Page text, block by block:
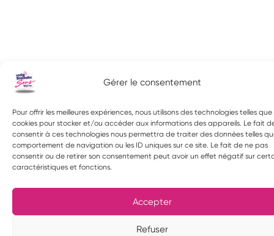
Gérer le consentement
Pour offrir les meilleures expériences, nous utilisons des technologies telles que
cookies pour stocker et/ou accéder aux informations des appareils. Le fait
consentir à ces technologies nous permettra de traiter des données telles
comportement de navigation ou les ID uniques sur ce site. Le fait de ne pas
consentir ou de retirer son consentement peut avoir un effet négatif sur
caractéristiques et fonctions.
Accepter
Refuser